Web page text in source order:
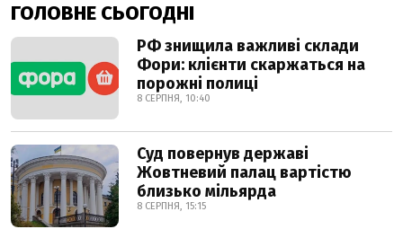
ГОЛОВНЕ СЬОГОДНІ
РФ знищила важливі склади
Фори: клієнти скаржаться на
порожні полиці
8 СЕРПНЯ, 10:40
Суд повернув державі
Жовтневий палац вартістю
близько мільярда
8 СЕРПНЯ, 15:15